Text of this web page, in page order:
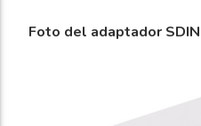
Foto del adaptador